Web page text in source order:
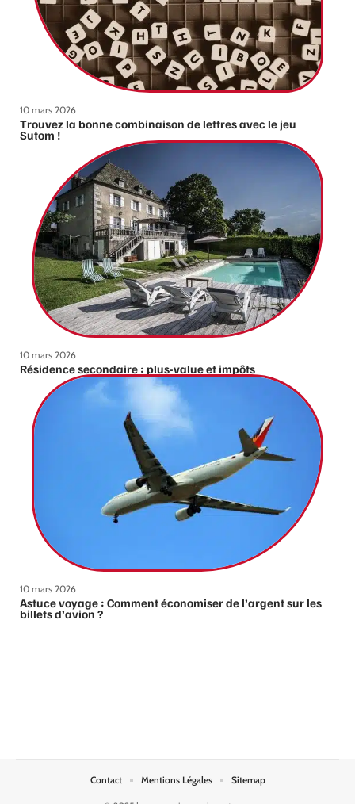
10 mars 2026
Trouvez la bonne combinaison de lettres avec le jeu
Sutom !
10 mars 2026
Résidence secondaire : plus-value et impôts
10 mars 2026
Astuce voyage : Comment économiser de l’argent sur les
billets d’avion ?
Contact Mentions Légales Sitemap